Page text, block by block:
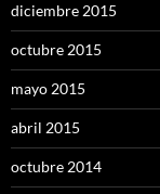
diciembre 2015
octubre 2015
mayo 2015
abril 2015
octubre 2014